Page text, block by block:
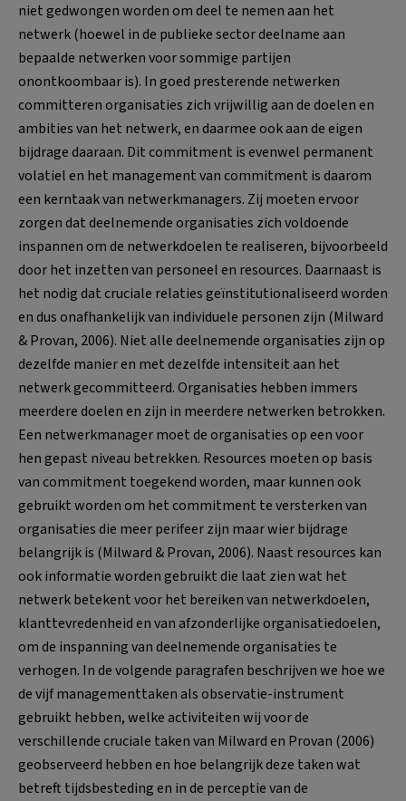
niet gedwongen worden om deel te nemen aan het
netwerk (hoewel in de publieke sector deelname aan
bepaalde netwerken voor sommige partijen
onontkoombaar is). In goed presterende netwerken
committeren organisaties zich vrijwillig aan de doelen en
ambities van het netwerk, en daarmee ook aan de eigen
bijdrage daaraan. Dit commitment is evenwel permanent
volatiel en het management van commitment is daarom
een kerntaak van netwerkmanagers. Zij moeten ervoor
zorgen dat deelnemende organisaties zich voldoende
inspannen om de netwerkdoelen te realiseren, bijvoorbeeld
door het inzetten van personeel en resources. Daarnaast is
het nodig dat cruciale relaties geïnstitutionaliseerd worden
en dus onafhankelijk van individuele personen zijn (Milward
& Provan, 2006). Niet alle deelnemende organisaties zijn op
dezelfde manier en met dezelfde intensiteit aan het
netwerk gecommitteerd. Organisaties hebben immers
meerdere doelen en zijn in meerdere netwerken betrokken.
Een netwerkmanager moet de organisaties op een voor
hen gepast niveau betrekken. Resources moeten op basis
van commitment toegekend worden, maar kunnen ook
gebruikt worden om het commitment te versterken van
organisaties die meer perifeer zijn maar wier bijdrage
belangrijk is (Milward & Provan, 2006). Naast resources kan
ook informatie worden gebruikt die laat zien wat het
netwerk betekent voor het bereiken van netwerkdoelen,
klanttevredenheid en van afzonderlijke organisatiedoelen,
om de inspanning van deelnemende organisaties te
verhogen. In de volgende paragrafen beschrijven we hoe we
de vijf managementtaken als observatie-instrument
gebruikt hebben, welke activiteiten wij voor de
verschillende cruciale taken van Milward en Provan (2006)
geobserveerd hebben en hoe belangrijk deze taken wat
betreft tijdsbesteding en in de perceptie van de